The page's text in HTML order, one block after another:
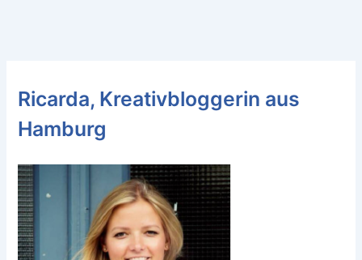
Ricarda, Kreativbloggerin aus
Hamburg